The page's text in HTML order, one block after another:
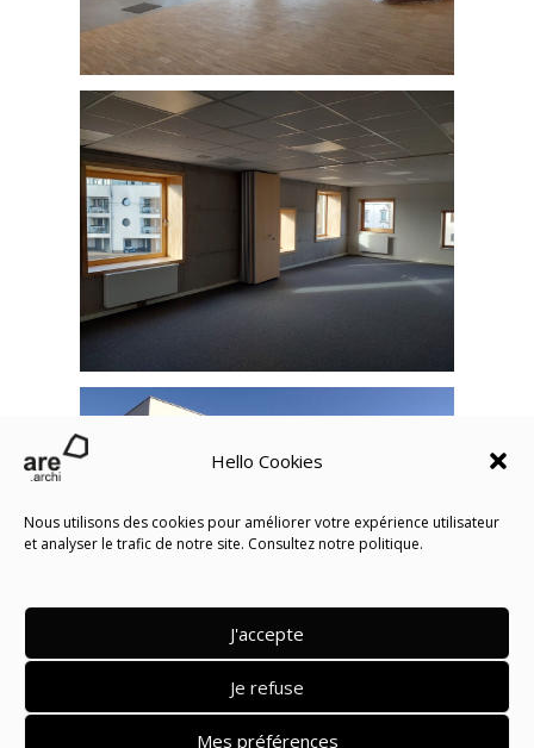
Hello Cookies
Nous utilisons des cookies pour améliorer votre expérience utilisateur
et analyser le trafic de notre site. Consultez notre politique.
J'accepte
Je refuse
Mes préférences